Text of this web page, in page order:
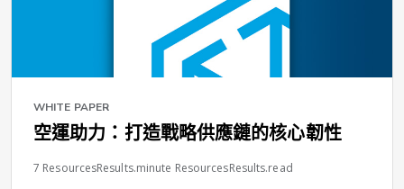
WHITE PAPER
空運助力：打造戰略供應鏈的核心韌性
7 ResourcesResults.minute ResourcesResults.read